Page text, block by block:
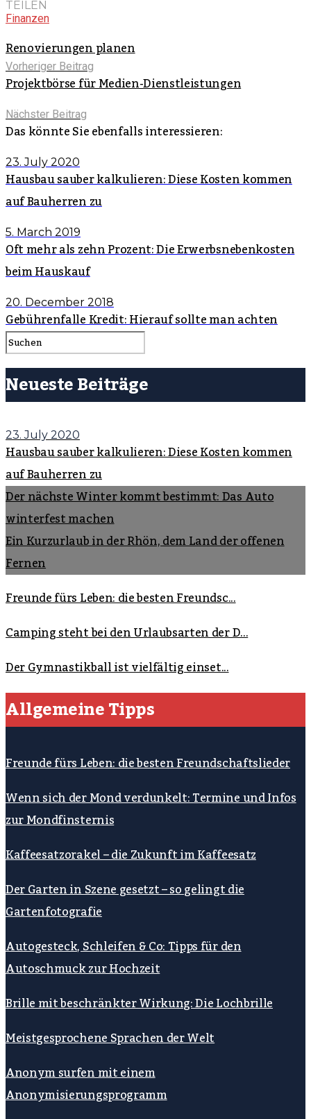
TEILEN
Finanzen
Renovierungen planen
Vorheriger Beitrag
Projektbörse für Medien-Dienstleistungen
Nächster Beitrag
Das könnte Sie ebenfalls interessieren:
23. July 2020
Hausbau sauber kalkulieren: Diese Kosten kommen
auf Bauherren zu
5. March 2019
Oft mehr als zehn Prozent: Die Erwerbsnebenkosten
beim Hauskauf
20. December 2018
Gebührenfalle Kredit: Hierauf sollte man achten
Neueste Beiträge
23. July 2020
Hausbau sauber kalkulieren: Diese Kosten kommen
auf Bauherren zu
Der nächste Winter kommt bestimmt: Das Auto
winterfest machen
Ein Kurzurlaub in der Rhön, dem Land der offenen
Fernen
Freunde fürs Leben: die besten Freundsc...
Camping steht bei den Urlaubsarten der D...
Der Gymnastikball ist vielfältig einset...
Allgemeine Tipps
Freunde fürs Leben: die besten Freundschaftslieder
Wenn sich der Mond verdunkelt: Termine und Infos
zur Mondfinsternis
Kaffeesatzorakel – die Zukunft im Kaffeesatz
Der Garten in Szene gesetzt – so gelingt die
Gartenfotografie
Autogesteck, Schleifen & Co: Tipps für den
Autoschmuck zur Hochzeit
Brille mit beschränkter Wirkung: Die Lochbrille
Meistgesprochene Sprachen der Welt
Anonym surfen mit einem
Anonymisierungsprogramm